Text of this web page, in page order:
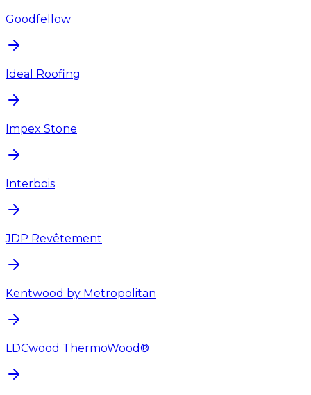
Goodfellow
Ideal Roofing
Impex Stone
Interbois
JDP Revêtement
Kentwood by Metropolitan
LDCwood ThermoWood®